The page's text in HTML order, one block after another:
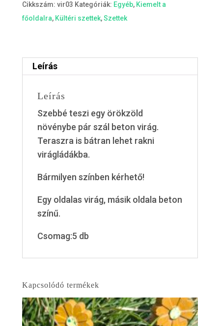
Cikkszám: vir03 Kategóriák: Egyéb, Kiemelt a
főoldalra, Kültéri szettek,Szettek
Leírás
Leírás
Szebbé teszi egy örökzöld
növénybe pár szál beton virág.
Teraszra is bátran lehet rakni
virágládákba.
Bármilyen színben kérhető!
Egy oldalas virág, másik oldala beton
színű.
Csomag:5 db
Kapcsolódó termékek